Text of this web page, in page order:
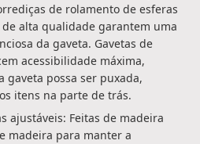
de rolamento de esferas
alta qualidade garantem uma
da gaveta. Gavetas de
acessibilidade máxima,
possa ser puxada,
itens na parte de trás.
ajustáveis: Feitas de madeira
madeira para manter a